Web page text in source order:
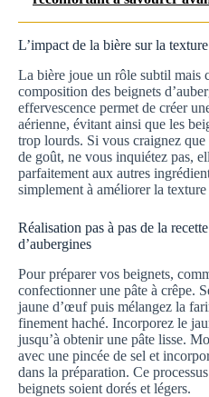
L’impact de la bière sur la
La bière joue un rôle subtil mais
composition des beignets
effervescence permet de créer
aérienne, évitant ainsi que les
trop lourds. Si vous craignez
de goût, ne vous inquiétez pas,
parfaitement aux autres
simplement à améliorer la
Réalisation pas à pas de la
d’aubergines
Pour préparer vos beignets,
confectionner une pâte à crêpe.
jaune d’œuf puis mélangez la
finement haché. Incorporez le
jusqu’à obtenir une pâte lisse.
avec une pincée de sel et
dans la préparation. Ce
beignets soient dorés et légers.